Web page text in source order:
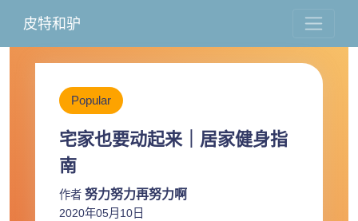
皮特和驴
Popular
宅家也要动起来｜居家健身指
南
作者 努力努力再努力啊
2020年05月10日